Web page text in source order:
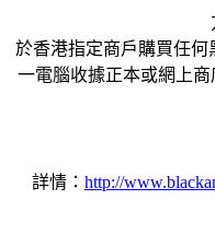
於香港指定商戶購買任
一電腦收據正本或網上
詳情： http://